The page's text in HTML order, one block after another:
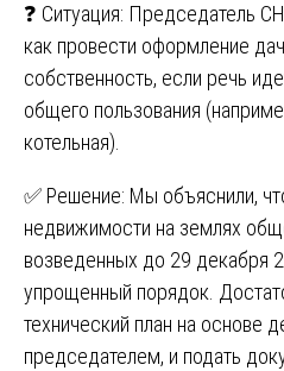
❓ Ситуация: Председатель
как провести оформление
собственность, если речь
общего пользования
котельная).
✅ Решение: Мы объяснили,
недвижимости на землях
возведенных до 29 декабря
упрощенный порядок.
технический план на основе
председателем, и подать